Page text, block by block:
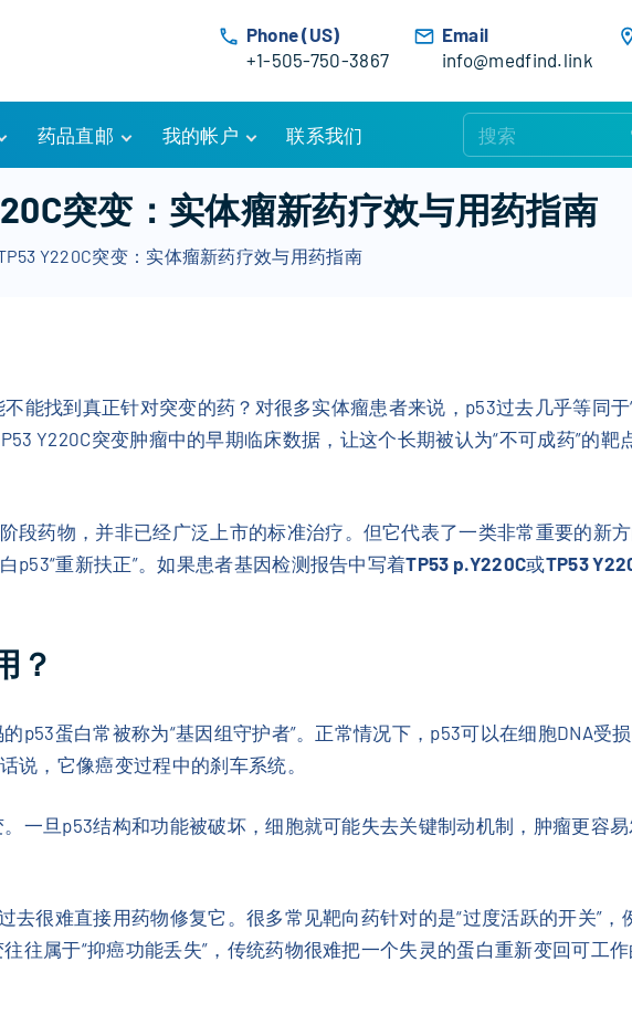
Phone (US)
+1-505-750-3867
Email
info@medfind.link
药品直邮
购物车
订单追踪
优惠活动
我的帐户
账户详情
我的订单
联系我们
突变：实体瘤新药疗效与用药指南
Y220C突变：实体瘤新药疗效与用药指南
能找到真正针对突变的药？对很多实体瘤患者来说，p53过去几乎等同
Y220C突变肿瘤中的早期临床数据，让这个长期被认为“不可成药”的
段药物，并非已经广泛上市的标准治疗。但它代表了一类非常重要的新
p53“重新扶正”。如果患者基因检测报告中写着TP53 p.Y220C或TP53
？
p53蛋白常被称为“基因组守护者”。正常情况下，p53可以在细胞DNA受
说，它像癌变过程中的刹车系统。
一旦p53结构和功能被破坏，细胞就可能失去关键制动机制，肿瘤更容
去很难直接用药物修复它。很多常见靶向药针对的是“过度活跃的开关”，
往属于“抑癌功能丢失”，传统药物很难把一个失灵的蛋白重新变回可工